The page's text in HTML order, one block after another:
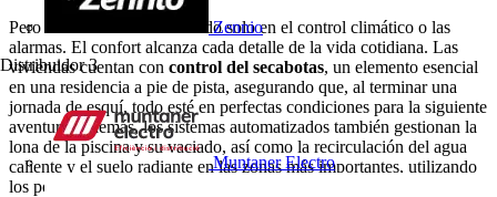
Zennio
Distribuidor 3
Muntaner Electro
Pero Zennio no se ha detenido solo en el control climático o las
alarmas. El confort alcanza cada detalle de la vida cotidiana. Las
viviendas cuentan con control del secabotas, un elemento esencial
en una residencia a pie de pista, asegurando que, al terminar una
jornada de esquí, todo esté en perfectas condiciones para la siguiente
aventura. Además, los sistemas automatizados también gestionan la
lona de la piscina y su vaciado, así como la recirculación del agua
caliente y el suelo radiante en las zonas más importantes, utilizando
los potentes actuadores